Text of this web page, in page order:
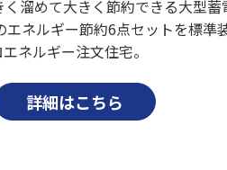
溜めて大きく節約できる大型
ネルギー節約6点セットを標準
ネルギー注文住宅。
詳細はこちら